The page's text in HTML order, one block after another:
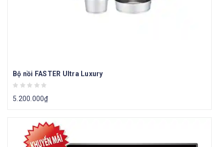
Bộ nồi FASTER Ultra Luxury
5.200.000₫